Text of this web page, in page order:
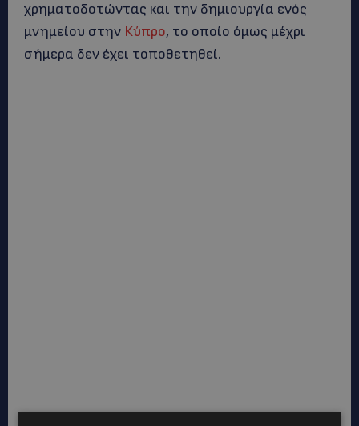
χρηματοδοτώντας και την δημιουργία ενός
μνημείου στην Κύπρο, το οποίο όμως μέχρι
σήμερα δεν έχει τοποθετηθεί.